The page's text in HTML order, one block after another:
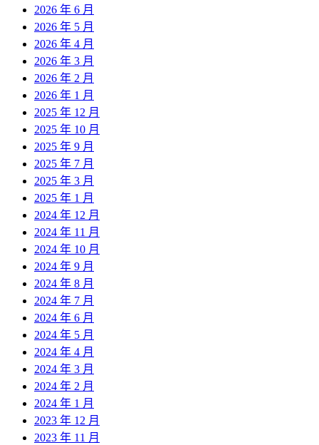
2026 年 6 月
2026 年 5 月
2026 年 4 月
2026 年 3 月
2026 年 2 月
2026 年 1 月
2025 年 12 月
2025 年 10 月
2025 年 9 月
2025 年 7 月
2025 年 3 月
2025 年 1 月
2024 年 12 月
2024 年 11 月
2024 年 10 月
2024 年 9 月
2024 年 8 月
2024 年 7 月
2024 年 6 月
2024 年 5 月
2024 年 4 月
2024 年 3 月
2024 年 2 月
2024 年 1 月
2023 年 12 月
2023 年 11 月